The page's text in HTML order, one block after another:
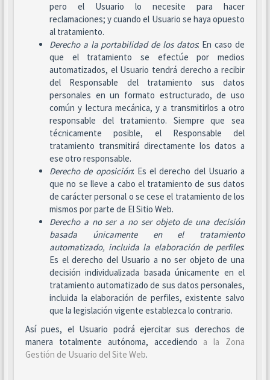
pero el Usuario lo necesite para hacer
reclamaciones; y cuando el Usuario se haya opuesto
al tratamiento.
Derecho a la portabilidad de los datos: En caso de
que el tratamiento se efectúe por medios
automatizados, el Usuario tendrá derecho a recibir
del Responsable del tratamiento sus datos
personales en un formato estructurado, de uso
común y lectura mecánica, y a transmitirlos a otro
responsable del tratamiento. Siempre que sea
técnicamente posible, el Responsable del
tratamiento transmitirá directamente los datos a
ese otro responsable.
Derecho de oposición: Es el derecho del Usuario a
que no se lleve a cabo el tratamiento de sus datos
de carácter personal o se cese el tratamiento de los
mismos por parte de El Sitio Web.
Derecho a no ser a no ser objeto de una decisión
basada únicamente en el tratamiento
automatizado, incluida la elaboración de perfiles:
Es el derecho del Usuario a no ser objeto de una
decisión individualizada basada únicamente en el
tratamiento automatizado de sus datos personales,
incluida la elaboración de perfiles, existente salvo
que la legislación vigente establezca lo contrario.
Así pues, el Usuario podrá ejercitar sus derechos de
manera totalmente autónoma, accediendo a la Zona
Gestión de Usuario del Site Web.